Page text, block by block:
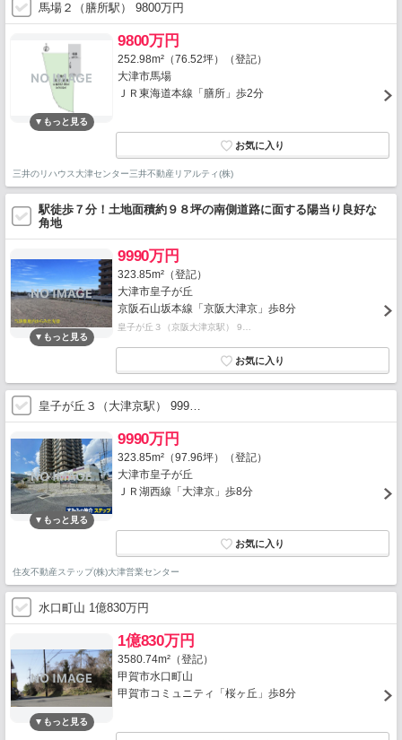
馬場２（膳所駅） 9800万円
9800万円
252.98m²（76.52坪）（登記）
大津市馬場
ＪＲ東海道本線「膳所」歩2分
三井のリハウス大津センター三井不動産リアルティ(株)
駅徒歩７分！土地面積約９８坪の南側道路に面する陽当り良好な
角地
9990万円
323.85m²（登記）
大津市皇子が丘
京阪石山坂本線「京阪大津京」歩8分
皇子が丘３（京阪大津京駅） 9…
皇子が丘３（大津京駅） 999…
9990万円
323.85m²（97.96坪）（登記）
大津市皇子が丘
ＪＲ湖西線「大津京」歩8分
住友不動産ステップ(株)大津営業センター
水口町山 1億830万円
1億830万円
3580.74m²（登記）
甲賀市水口町山
甲賀市コミュニティ「桜ヶ丘」歩8分